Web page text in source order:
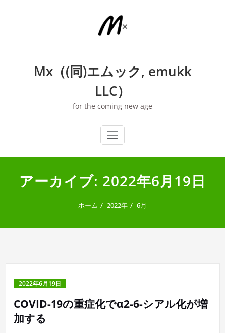
Mx（(同)エムック, emukk
LLC）
for the coming new age
アーカイブ: 2022年6月19日
ホーム 2022年 6月
2022年6月19日
COVID-19の重症化でα2-6-シアル化が増
加する